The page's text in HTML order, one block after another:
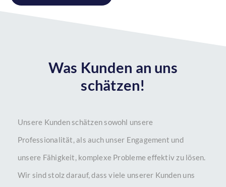
Was Kunden an uns
schätzen!
Unsere Kunden schätzen sowohl unsere
Professionalität, als auch unser Engagement und
unsere Fähigkeit, komplexe Probleme effektiv zu lösen.
Wir sind stolz darauf, dass viele unserer Kunden uns